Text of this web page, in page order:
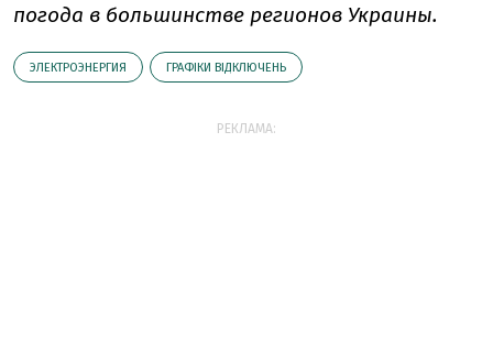
погода в большинстве регионов Украины.
ЭЛЕКТРОЭНЕРГИЯ ГРАФІКИ ВІДКЛЮЧЕНЬ
РЕКЛАМА: